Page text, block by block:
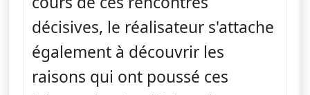
décisives, le réalisateur s'attache
également à découvrir les
raisons qui ont poussé ces